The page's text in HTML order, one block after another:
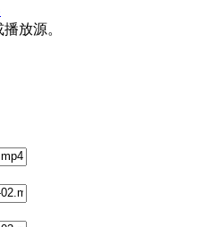
播放源。